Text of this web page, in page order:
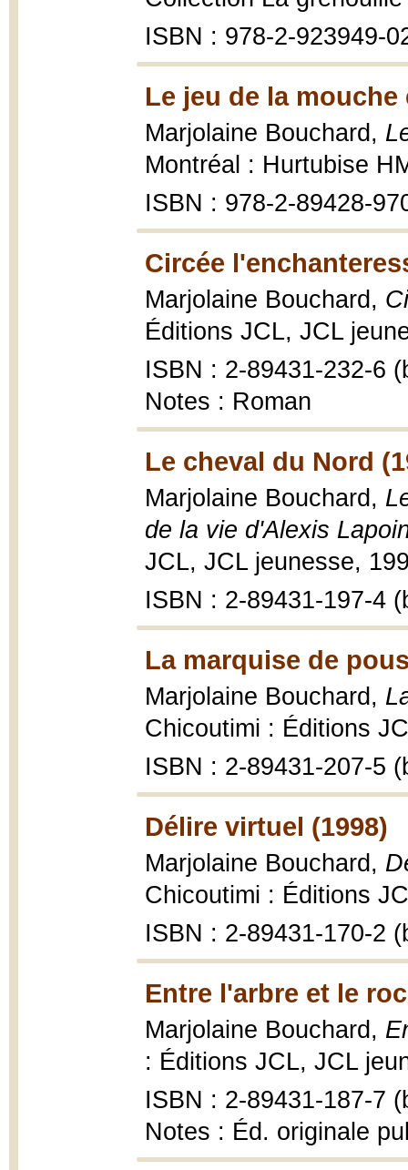
ISBN : 978-2-923949-
Le jeu de la mouche
Marjolaine Bouchard,
Montréal : Hurtubise
ISBN : 978-2-89428-
Circée
Marjolaine Bouchard,
Éditions JCL, JCL
ISBN : 2-89431-232-6
Notes : Roman
Le cheval du Nord
Marjolaine Bouchard,
de la vie d'Alexis
JCL, JCL jeunesse,
ISBN : 2-89431-197-4
La marquise de
Marjolaine Bouchard,
Chicoutimi : Éditions
ISBN : 2-89431-207-5
Délire virtuel (1998)
Marjolaine Bouchard,
Chicoutimi : Éditions
ISBN : 2-89431-170-2
Entre l'arbre et le
Marjolaine Bouchard,
: Éditions JCL, JCL
ISBN : 2-89431-187-7
Notes : Éd. originale